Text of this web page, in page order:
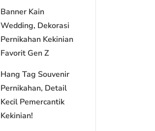
Banner Kain
Wedding, Dekorasi
Pernikahan Kekinian
Favorit Gen Z
Hang Tag Souvenir
Pernikahan, Detail
Kecil Pemercantik
Kekinian!